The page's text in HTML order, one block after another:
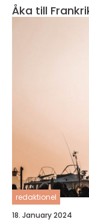
Åka till
redaktionel
18. January 2024